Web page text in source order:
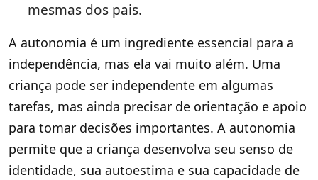
mesmas dos pais.
A autonomia é um ingrediente essencial para a
independência, mas ela vai muito além. Uma
criança pode ser independente em algumas
tarefas, mas ainda precisar de orientação e apoio
para tomar decisões importantes. A autonomia
permite que a criança desenvolva seu senso de
identidade, sua autoestima e sua capacidade de